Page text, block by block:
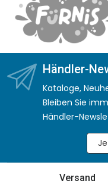
Händler-
Kataloge,
Bleiben Sie
Händler-
Versand